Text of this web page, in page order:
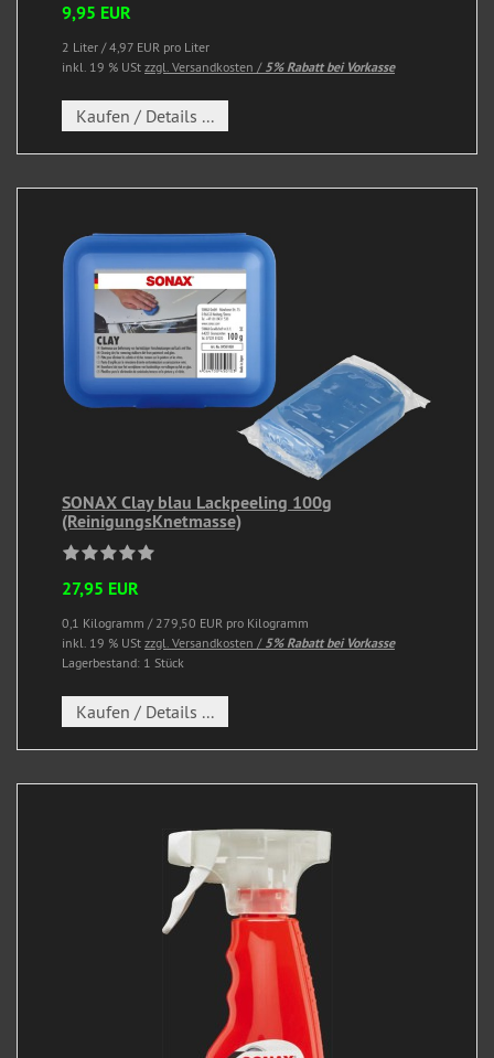
9,95 EUR
2 Liter / 4,97 EUR pro Liter
inkl. 19 % USt zzgl. Versandkosten / 5% Rabatt bei Vorkasse
Kaufen / Details ...
SONAX Clay blau Lackpeeling 100g
(ReinigungsKnetmasse)
27,95 EUR
0,1 Kilogramm / 279,50 EUR pro Kilogramm
inkl. 19 % USt zzgl. Versandkosten / 5% Rabatt bei Vorkasse
Lagerbestand: 1 Stück
Kaufen / Details ...